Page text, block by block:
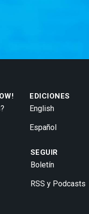
EDICIONES
English
Español
SEGUIR
Boletín
RSS y Podcasts